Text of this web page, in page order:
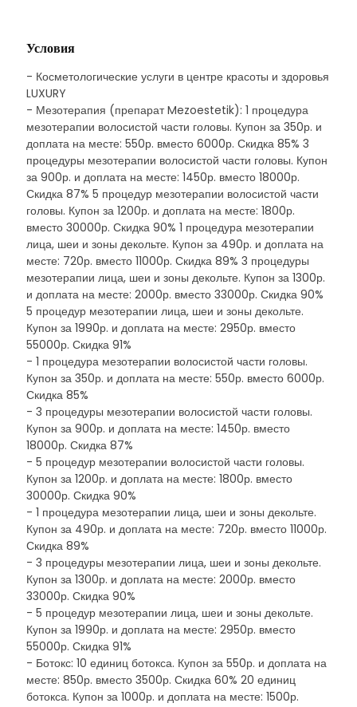
Условия
- Косметологические услуги в центре красоты и здоровья
LUXURY
- Мезотерапия (препарат Mezoestetik): 1 процедура
мезотерапии волосистой части головы. Купон за 350р. и
доплата на месте: 550р. вместо 6000р. Скидка 85% 3
процедуры мезотерапии волосистой части головы. Купон
за 900р. и доплата на месте: 1450р. вместо 18000р.
Скидка 87% 5 процедур мезотерапии волосистой части
головы. Купон за 1200р. и доплата на месте: 1800р.
вместо 30000р. Скидка 90% 1 процедура мезотерапии
лица, шеи и зоны декольте. Купон за 490р. и доплата на
месте: 720р. вместо 11000р. Скидка 89% 3 процедуры
мезотерапии лица, шеи и зоны декольте. Купон за 1300р.
и доплата на месте: 2000р. вместо 33000р. Скидка 90%
5 процедур мезотерапии лица, шеи и зоны декольте.
Купон за 1990р. и доплата на месте: 2950р. вместо
55000р. Скидка 91%
- 1 процедура мезотерапии волосистой части головы.
Купон за 350р. и доплата на месте: 550р. вместо 6000р.
Скидка 85%
- 3 процедуры мезотерапии волосистой части головы.
Купон за 900р. и доплата на месте: 1450р. вместо
18000р. Скидка 87%
- 5 процедур мезотерапии волосистой части головы.
Купон за 1200р. и доплата на месте: 1800р. вместо
30000р. Скидка 90%
- 1 процедура мезотерапии лица, шеи и зоны декольте.
Купон за 490р. и доплата на месте: 720р. вместо 11000р.
Скидка 89%
- 3 процедуры мезотерапии лица, шеи и зоны декольте.
Купон за 1300р. и доплата на месте: 2000р. вместо
33000р. Скидка 90%
- 5 процедур мезотерапии лица, шеи и зоны декольте.
Купон за 1990р. и доплата на месте: 2950р. вместо
55000р. Скидка 91%
- Ботокс: 10 единиц ботокса. Купон за 550р. и доплата на
месте: 850р. вместо 3500р. Скидка 60% 20 единиц
ботокса. Купон за 1000р. и доплата на месте: 1500р.